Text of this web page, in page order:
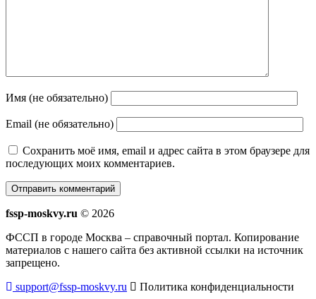
Имя (не обязательно)
Email (не обязательно)
Сохранить моё имя, email и адрес сайта в этом браузере для
последующих моих комментариев.
fssp-moskvy.ru © 2026
ФССП в городе Москва – справочный портал. Копирование
материалов с нашего сайта без активной ссылки на источник
запрещено.
support@fssp-moskvy.ru
Политика конфиденциальности